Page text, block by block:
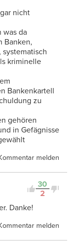
nicht
was da
Banken,
systematisch
kriminelle
Bankenkartell
zu
gehören
in Gefägnisse
melden
30
2
Danke!
melden